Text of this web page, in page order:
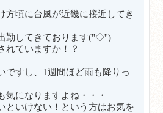
方頃に台風が近畿に接近してき
勤してきております(''◇'')ゞ
れていますか！？
ですし、1週間ほど雨も降りっ
気になりますよね・・・
といけない！という方はお気を